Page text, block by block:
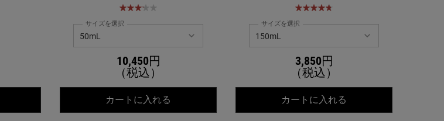
キールズ IRS エッセンス ローション
サイズを選択
10,450円
（税込）
カートに入れる キールズ SP マルチクリーム
サイズを選択
3,850円
（税込）
カートに入れる